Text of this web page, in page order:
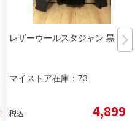
レザーウールスタジャン 黒
マイストア在庫： 73
税込 4,899